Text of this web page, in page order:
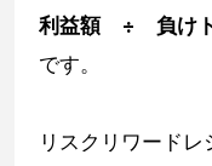
利益額 ÷ 負けト
です。
リスクリワードレ